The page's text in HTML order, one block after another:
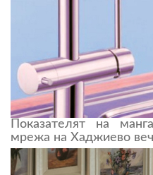
Показателят на
мрежа на Хаджиево